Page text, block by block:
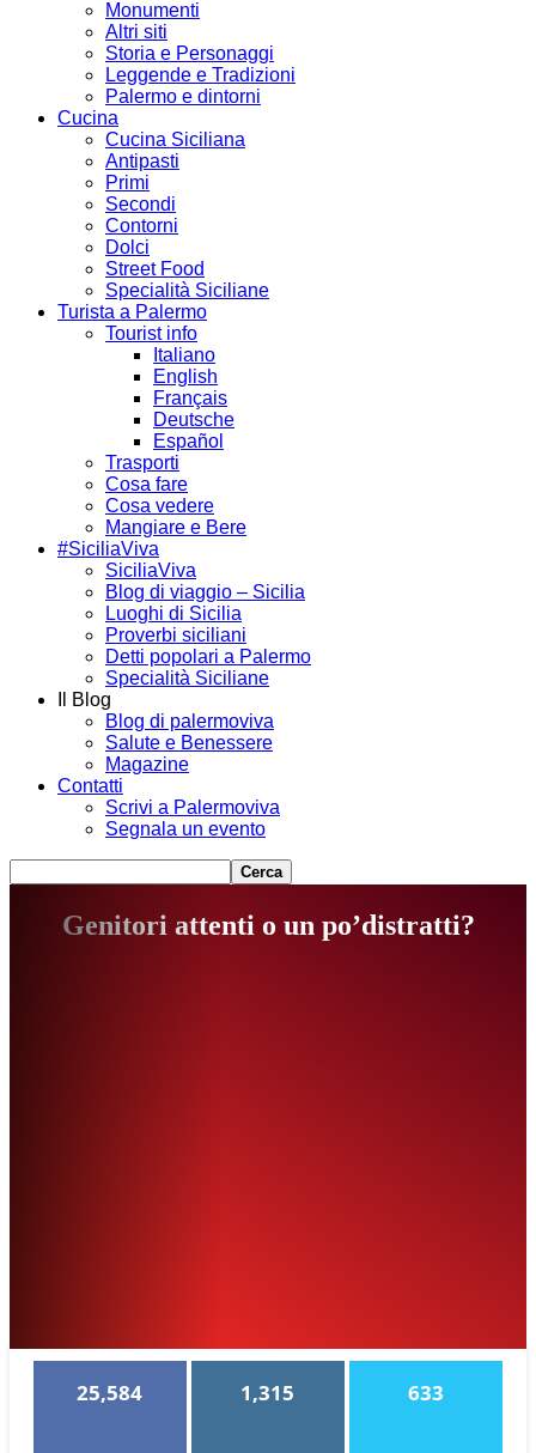
Monumenti
Altri siti
Storia e Personaggi
Leggende e Tradizioni
Palermo e dintorni
Cucina
Cucina Siciliana
Antipasti
Primi
Secondi
Contorni
Dolci
Street Food
Specialità Siciliane
Turista a Palermo
Tourist info
Italiano
English
Français
Deutsche
Español
Trasporti
Cosa fare
Cosa vedere
Mangiare e Bere
#SiciliaViva
SiciliaViva
Blog di viaggio – Sicilia
Luoghi di Sicilia
Proverbi siciliani
Detti popolari a Palermo
Specialità Siciliane
Il Blog
Blog di palermoviva
Salute e Benessere
Magazine
Contatti
Scrivi a Palermoviva
Segnala un evento
Genitori attenti o un po’distratti?
25,584 1,315 633